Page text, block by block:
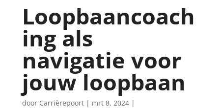
Loopbaancoach
ing als
navigatie voor
jouw loopbaan
door Carrièrepoort| mrt 8, 2024|